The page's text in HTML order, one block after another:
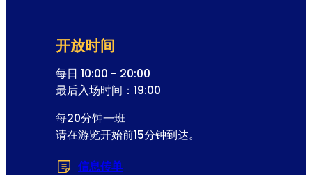
开放时间
每日 10:00 - 20:00
最后入场时间：19:00
每20分钟一班
请在游览开始前15分钟到达。
信息传单